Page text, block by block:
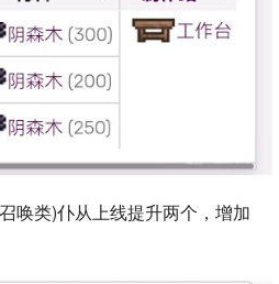
唤类)仆从上线提升两个，增加